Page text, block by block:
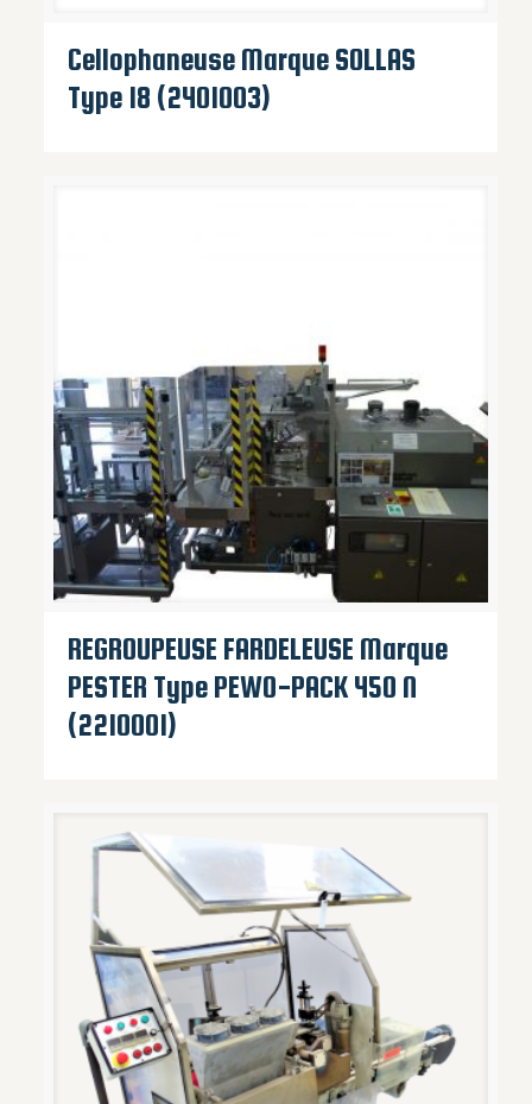
Cellophaneuse Marque SOLLAS
Type 18 (2401003)
REGROUPEUSE FARDELEUSE Marque
PESTER Type PEWO-PACK 450 N
(2210001)